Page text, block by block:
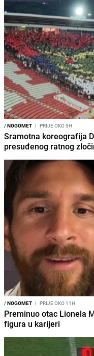
/NOGOMET I PRIJE OKO 5H
Sramotna koreografija
presuđenog ratnog
/NOGOMET I PRIJE OKO 11H
Preminuo otac Lionela
figura u karijeri